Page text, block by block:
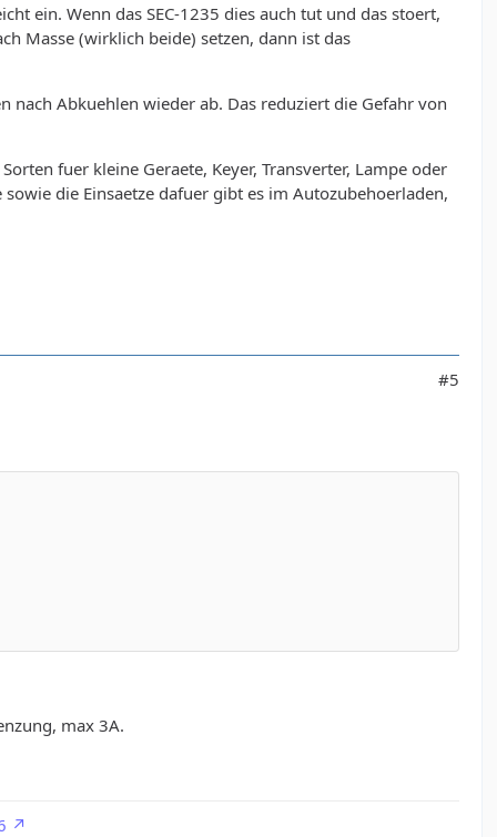
ein. Wenn das SEC-1235 dies auch tut und das stoert,
Masse (wirklich beide) setzen, dann ist das
nach Abkuehlen wieder ab. Das reduziert die Gefahr von
fuer kleine Geraete, Keyer, Transverter, Lampe oder
die Einsaetze dafuer gibt es im Autozubehoerladen,
#5
max 3A.